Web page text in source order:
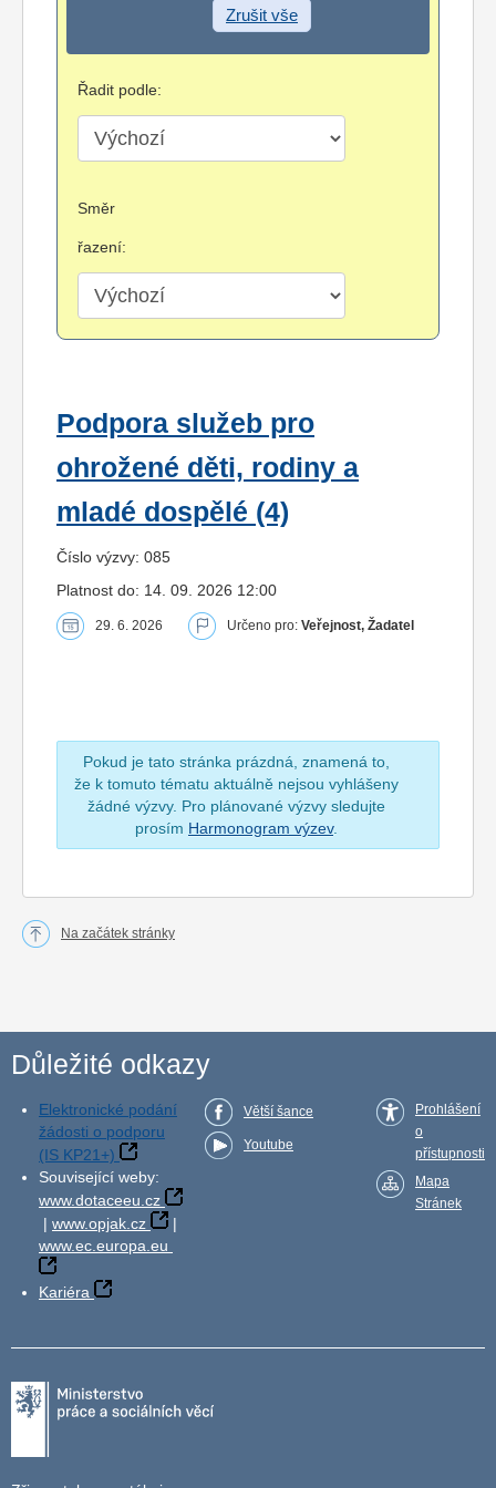
Zrušit vše
Řadit podle:
Směr
řazení:
Podpora služeb pro
ohrožené děti, rodiny a
mladé dospělé (4)
Číslo výzvy: 085
Platnost do: 14. 09. 2026 12:00
29. 6. 2026 Určeno pro: Veřejnost, Žadatel
Pokud je tato stránka prázdná, znamená to,
že k tomuto tématu aktuálně nejsou vyhlášeny
žádné výzvy. Pro plánované výzvy sledujte
prosím Harmonogram výzev.
Na začátek stránky
Důležité odkazy
Elektronické podání
žádosti o podporu
(IS KP21+)
Související weby:
www.dotaceeu.cz
| www.opjak.cz
|
www.ec.europa.eu
Kariéra
Větší šance
Youtube
Prohlášení
o
přístupnosti
Mapa
Stránek